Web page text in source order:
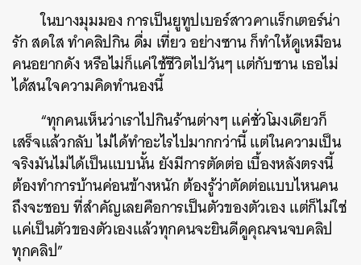
ในบางมุมมอง การเป็นยูทูปเบอร์สาวคาแร็กเตอร์น่า
รัก สดใส ทำคลิปกิน ดื่ม เที่ยว อย่างซาน ก็ทำให้ดูเหมือน
คนอยากดัง หรือไม่ก็แค่ใช้ชีวิตไปวันๆ แต่กับซาน เธอไม่
ได้สนใจความคิดทำนองนี้
“ทุกคนเห็นว่าเราไปกินร้านต่างๆ แค่ชั่วโมงเดียวก็
เสร็จแล้วกลับ ไม่ได้ทำอะไรไปมากกว่านี้ แต่ในความเป็น
จริงมันไม่ได้เป็นแบบนั้น ยังมีการตัดต่อ เบื้องหลังตรงนี้
ต้องทำการบ้านค่อนข้างหนัก ต้องรู้ว่าตัดต่อแบบไหนคน
ถึงจะชอบ ที่สำคัญเลยคือการเป็นตัวของตัวเอง แต่ก็ไม่ใช่
แค่เป็นตัวของตัวเองแล้วทุกคนจะยินดีดูคุณจนจบคลิป
ทุกคลิป”